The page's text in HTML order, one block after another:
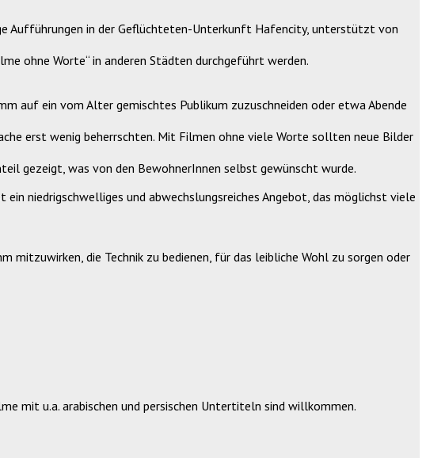
Aufführungen in der Geflüchteten-Unterkunft Hafencity, unterstützt von
ohne Worte“ in anderen Städten durchgeführt werden.
auf ein vom Alter gemischtes Publikum zuzuschneiden oder etwa Abende
erst wenig beherrschten. Mit Filmen ohne viele Worte sollten neue Bilder
gezeigt, was von den BewohnerInnen selbst gewünscht wurde.
niedrigschwelliges und abwechslungsreiches Angebot, das möglichst viele
mitzuwirken, die Technik zu bedienen, für das leibliche Wohl zu sorgen oder
mit u.a. arabischen und persischen Untertiteln sind willkommen.